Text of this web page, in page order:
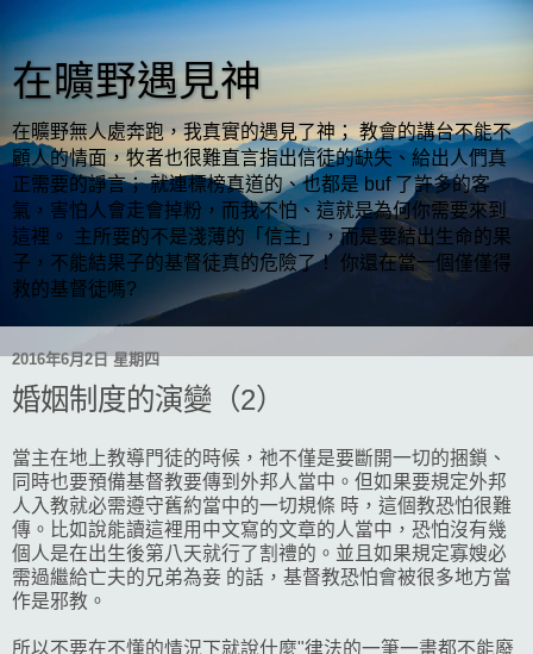
在曠野遇見神
在曠野無人處奔跑，我真實的遇見了神； 教會的講台不能不
顧人的情面，牧者也很難直言指出信徒的缺失、給出人們真
正需要的諍言； 就連標榜真道的、也都是 buf 了許多的客
氣，害怕人會走會掉粉，而我不怕、這就是為何你需要來到
這裡。 主所要的不是淺薄的「信主」，而是要結出生命的果
子，不能結果子的基督徒真的危險了！ 你還在當一個僅僅得
救的基督徒嗎?
2016年6月2日 星期四
婚姻制度的演變（2）
當主在地上教導門徒的時候，祂不僅是要斷開一切的捆鎖、
同時也要預備基督教要傳到外邦人當中。但如果要規定外邦
人入教就必需遵守舊約當中的一切規條 時，這個教恐怕很難
傳。比如說能讀這裡用中文寫的文章的人當中，恐怕沒有幾
個人是在出生後第八天就行了割禮的。並且如果規定寡嫂必
需過繼給亡夫的兄弟為妾 的話，基督教恐怕會被很多地方當
作是邪教。
所以不要在不懂的情況下就說什麼"律法的一筆一畫都不能廢